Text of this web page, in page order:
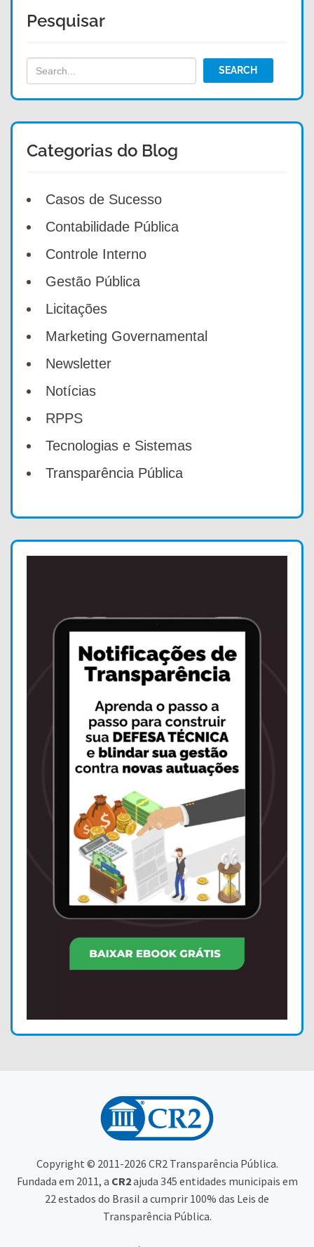
Pesquisar
Categorias do Blog
Casos de Sucesso
Contabilidade Pública
Controle Interno
Gestão Pública
Licitações
Marketing Governamental
Newsletter
Notícias
RPPS
Tecnologias e Sistemas
Transparência Pública
Copyright © 2011-2026 CR2 Transparência Pública.
Fundada em 2011, a CR2ajuda 345 entidades municipais em
22 estados do Brasil a cumprir 100% das Leis de
Transparência Pública.